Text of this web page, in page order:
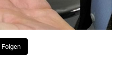
Folgen